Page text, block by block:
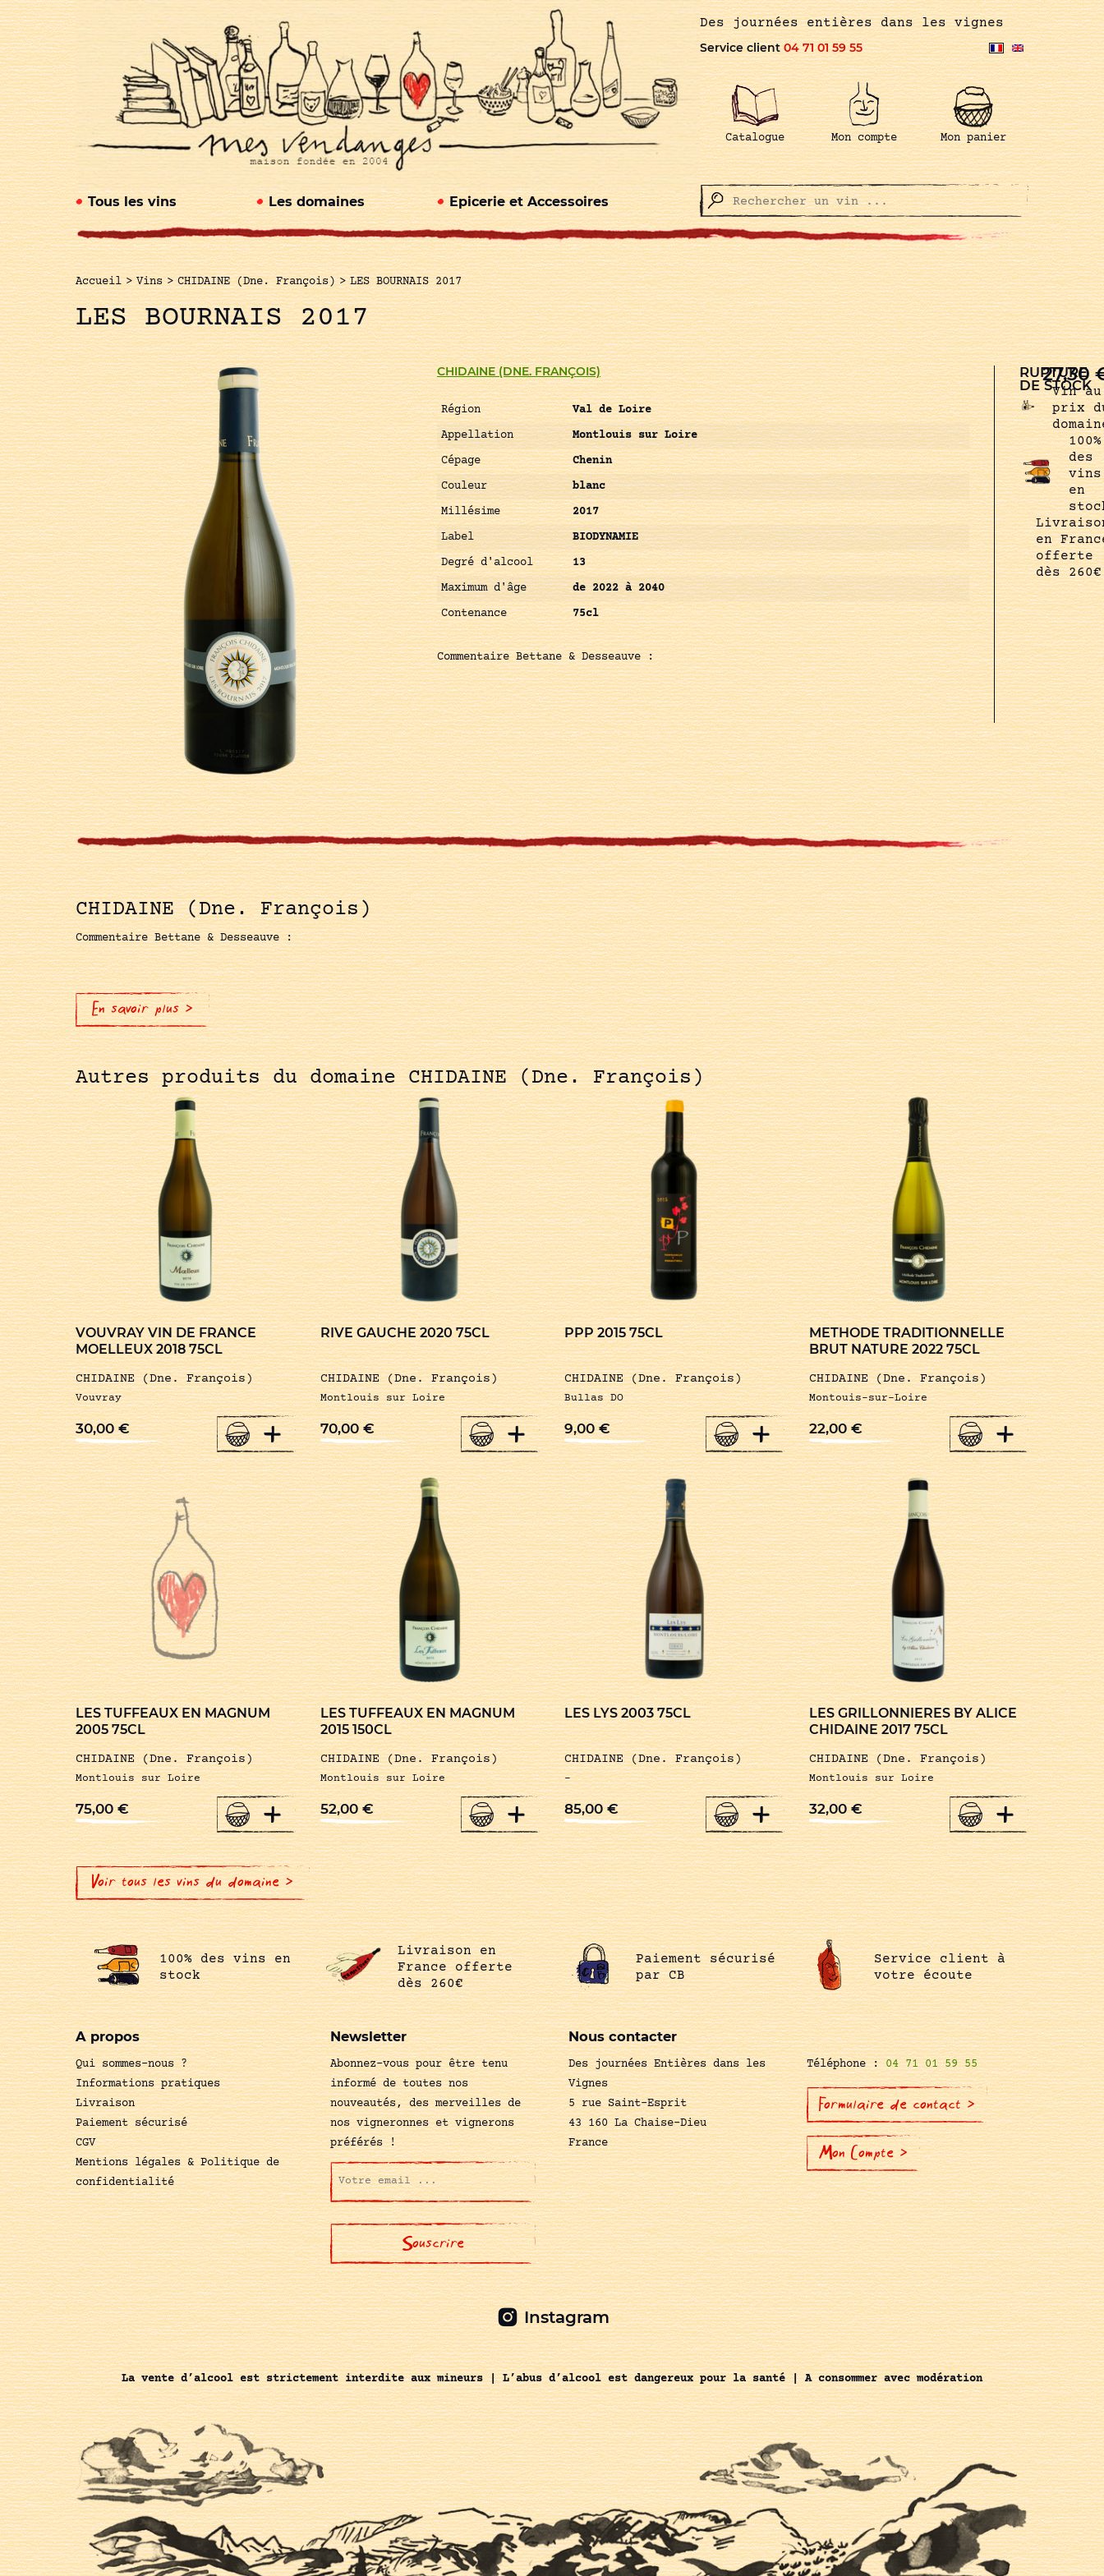
Des journées entières dans les vignes
Service client04 71 01 59 55
Catalogue Mon compte Mon panier
Tous les vins Les domaines Epicerie et Accessoires
Accueil > Vins > CHIDAINE (Dne. François) > LES BOURNAIS 2017
LES BOURNAIS 2017
CHIDAINE (DNE. FRANÇOIS)
Région
Val de Loire
Appellation
Montlouis sur Loire
Cépage
Chenin
Couleur
blanc
Millésime
2017
Label
BIODYNAMIE
Degré d'alcool
13
Maximum d'âge
de 2022 à 2040
Contenance
75cl
Commentaire Bettane & Desseauve :
RUPTURE
DE STOCK
27,30
Vin au
prix
100%
des
vins
en
en
offerte
dès 260€
CHIDAINE (Dne. François)
Commentaire Bettane & Desseauve :
En savoir plus >
Autres produits du domaine CHIDAINE (Dne. François)
VOUVRAY VIN DE FRANCE
MOELLEUX 2018 75CL
CHIDAINE (Dne. François)
Vouvray
30,00€ +
RIVE GAUCHE 2020 75CL
CHIDAINE (Dne. François)
Montlouis sur Loire
70,00€ +
PPP 2015 75CL
CHIDAINE (Dne. François)
Bullas DO
9,00€ +
METHODE TRADITIONNELLE
BRUT NATURE 2022 75CL
CHIDAINE (Dne. François)
Montouis-sur-Loire
22,00€ +
LES TUFFEAUX EN MAGNUM
2005 75CL
CHIDAINE (Dne. François)
Montlouis sur Loire
75,00€ +
LES TUFFEAUX EN MAGNUM
2015 150CL
CHIDAINE (Dne. François)
Montlouis sur Loire
52,00€ +
LES LYS 2003 75CL
CHIDAINE (Dne. François)
-
85,00€ +
LES GRILLONNIERES BY ALICE
CHIDAINE 2017 75CL
CHIDAINE (Dne. François)
Montlouis sur Loire
32,00€ +
Voir tous les vins du domaine >
100% des vins en
stock
Livraison en
France offerte
dès 260€
Paiement sécurisé
par CB
Service client à
votre écoute
A propos
Qui sommes-nous ?
Informations pratiques
Livraison
Paiement sécurisé
CGV
Mentions légales & Politique de
confidentialité
Newsletter
Abonnez-vous pour être tenu
informé de toutes nos
nouveautés, des merveilles de
nos vigneronnes et vignerons
préférés !
Nous contacter
Des journées Entières dans les
Vignes
5 rue Saint-Esprit
43 160 La Chaise-Dieu
France
Téléphone :04 71 01 59 55
Formulaire de contact >
Mon Compte >
Instagram
La vente d’alcool est strictement interdite aux mineurs | L’abus d’alcool est dangereux pour la santé | A consommer avec modération